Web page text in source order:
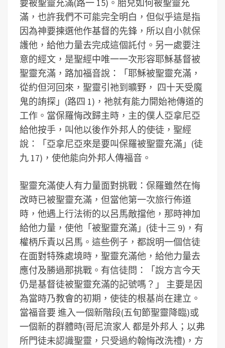
要被聖靈充滿(路一 15)。胎兒如何被聖靈充
滿，也許我們不可能完全明白，但似乎這是指
因為神要揀選他作基督的先鋒，所以自小就保
護他，給他力量去完成這個託付。另一處要注
意的經文，是聖經中唯一一次形容耶穌基督被
聖靈充滿，路加福音說：「耶穌被聖靈充滿，
從約但河回來，聖靈引祂到曠野， 四十天受魔
鬼的詴探」(路四 1)，祂就有能力開始祂傳道的
工作。當保羅悔改歸主時，主的僕人亞拿尼亞
給他按手，叫他以後作外邦人的使徒，聖經
說：「亞拿尼亞來是要叫保羅被聖靈充滿」(徒
九 17)，使他能向外邦人傳福音。
聖靈充滿使人有力量面對挑戰：保羅雖然在悔
改時已被聖靈充滿，但當他第一次旅行佈道
時，他遇上行法術的以呂馬敵擋他，那時神加
給他力量，使他「被聖靈充滿」(徒十三 9)，有
權柄斥責以呂馬。這些例子，都說明一個信徒
在面對特殊處境時，聖靈充滿他，給他力量去
應付及勝過那挑戰。 有信徒問：「說方言今天
仍是基督徒被聖靈充滿的記號嗎？」 主要是因
為當時乃教會的初期，使徒的根基尚在建立。
當福音要 進入一個新階段(五旬節聖靈降臨)或
一個新的群體時(哥尼流家人 都是外邦人；以弗
所門徒未認識聖靈，只受過約翰悔改洗禮)，方